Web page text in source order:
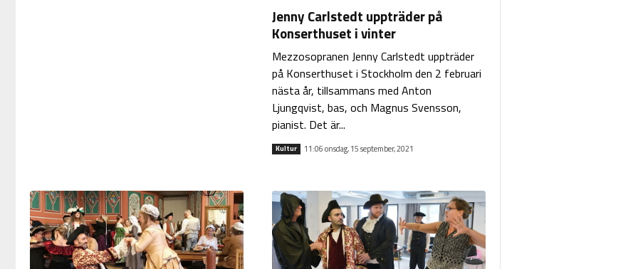
Jenny Carlstedt uppträder på
Konserthuset i vinter
Mezzosopranen Jenny Carlstedt uppträder
på Konserthuset i Stockholm den 2 februari
nästa år, tillsammans med Anton
Ljungqvist, bas, och Magnus Svensson,
pianist. Det är...
Kultur 11:06 onsdag, 15 september, 2021